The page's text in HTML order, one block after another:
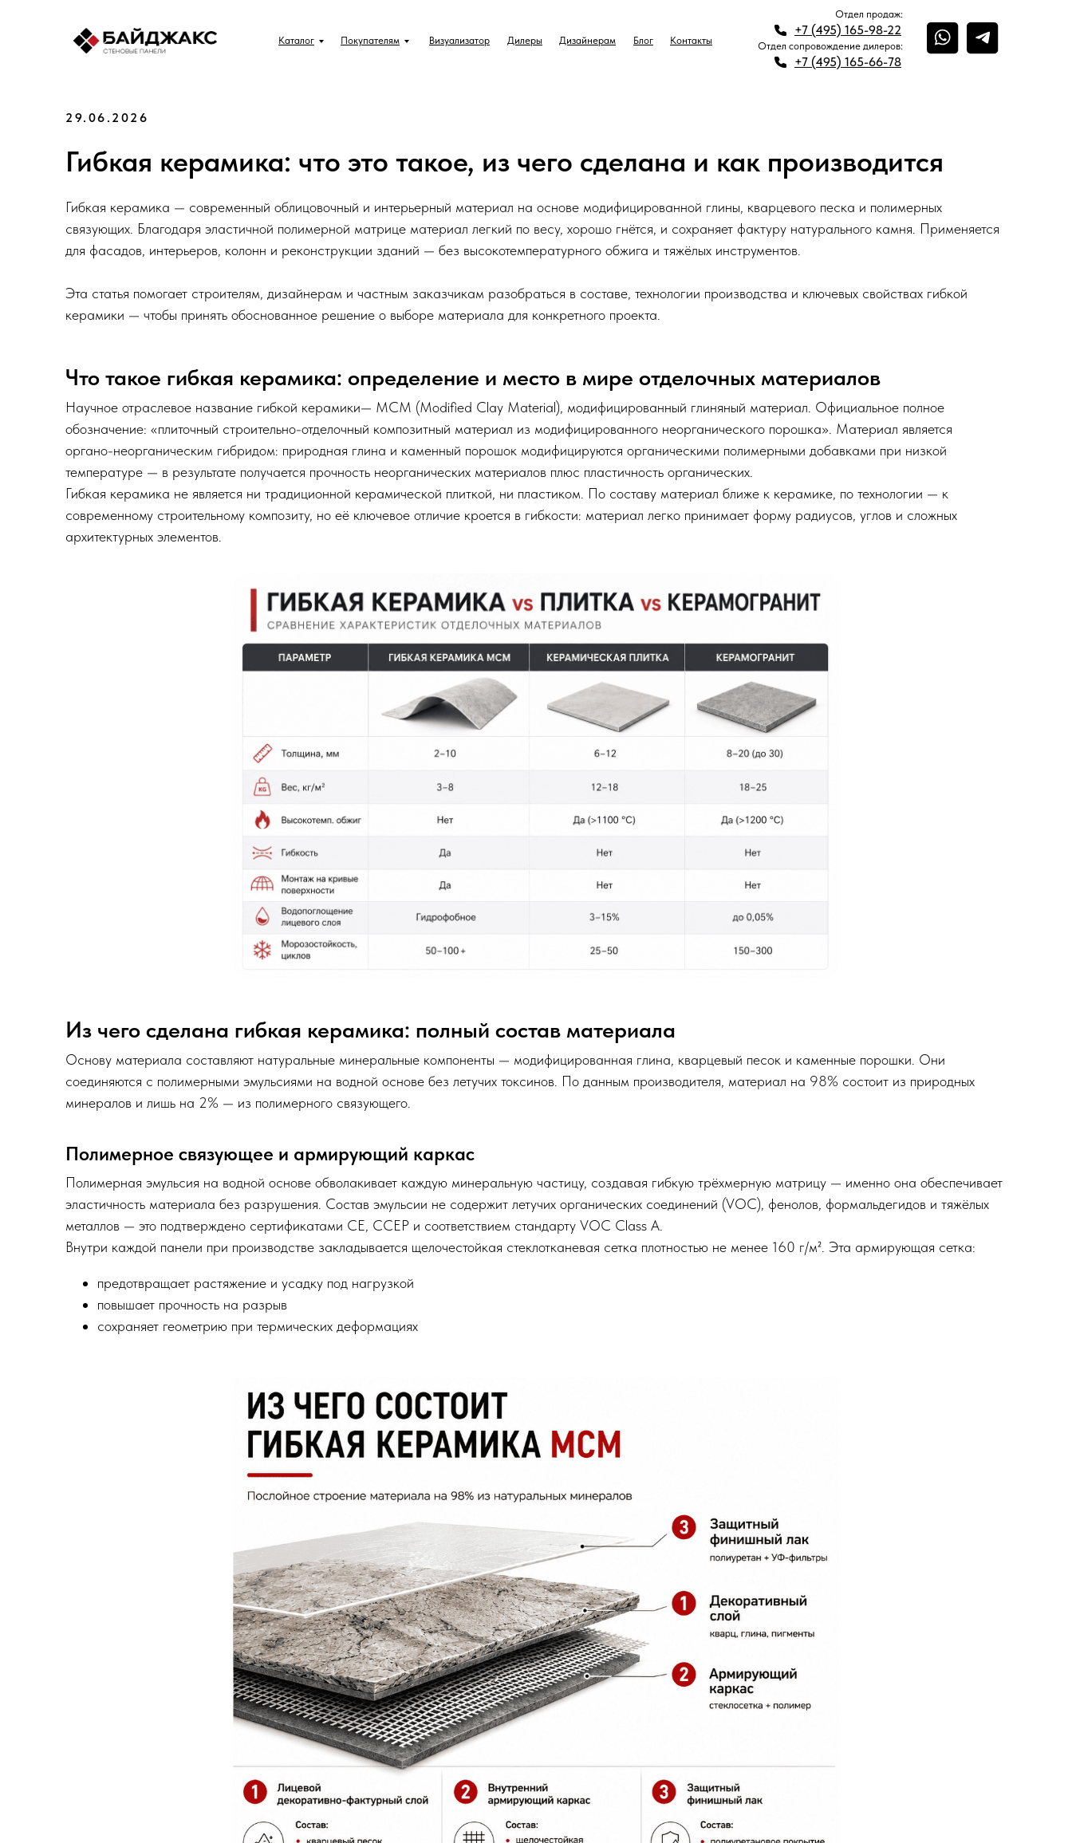
Дилеры Контакты
Дизайнерам
Каталог Визуализатор
Покупателям
+7 (495) 165-98-22
Отдел продаж:
+7 (495) 165-66-78
Отдел сопровождение дилеров:
Блог
29.06.2026
Гибкая керамика: что это такое, из чего сделана и как производится
Гибкая керамика — современный облицовочный и интерьерный материал на основе модифицированной глины, кварцевого песка и полимерных
связующих. Благодаря эластичной полимерной матрице материал легкий по весу, хорошо гнётся, и сохраняет фактуру натурального камня. Применяется
для фасадов, интерьеров, колонн и реконструкции зданий — без высокотемпературного обжига и тяжёлых инструментов.
Эта статья помогает строителям, дизайнерам и частным заказчикам разобраться в составе, технологии производства и ключевых свойствах гибкой
керамики — чтобы принять обоснованное решение о выборе материала для конкретного проекта.
Что такое гибкая керамика: определение и место в мире отделочных материалов
Научное отраслевое название гибкой керамики— MCM (Modified Clay Material), модифицированный глиняный материал. Официальное полное
обозначение: «плиточный строительно-отделочный композитный материал из модифицированного неорганического порошка». Материал является
органо-неорганическим гибридом: природная глина и каменный порошок модифицируются органическими полимерными добавками при низкой
температуре — в результате получается прочность неорганических материалов плюс пластичность органических.
Гибкая керамика не является ни традиционной керамической плиткой, ни пластиком. По составу материал ближе к керамике, по технологии — к
современному строительному композиту, но её ключевое отличие кроется в гибкости: материал легко принимает форму радиусов, углов и сложных
архитектурных элементов.
Из чего сделана гибкая керамика: полный состав материала
Основу материала составляют натуральные минеральные компоненты — модифицированная глина, кварцевый песок и каменные порошки. Они
соединяются с полимерными эмульсиями на водной основе без летучих токсинов. По данным производителя, материал на 98% состоит из природных
минералов и лишь на 2% — из полимерного связующего.
Полимерное связующее и армирующий каркас
Полимерная эмульсия на водной основе обволакивает каждую минеральную частицу, создавая гибкую трёхмерную матрицу — именно она обеспечивает
эластичность материала без разрушения. Состав эмульсии не содержит летучих органических соединений (VOC), фенолов, формальдегидов и тяжёлых
металлов — это подтверждено сертификатами CE, CCEP и соответствием стандарту VOC Class A.
Внутри каждой панели при производстве закладывается щелочестойкая стеклотканевая сетка плотностью не менее 160 г/м². Эта армирующая сетка:
предотвращает растяжение и усадку под нагрузкой
повышает прочность на разрыв
сохраняет геометрию при термических деформациях